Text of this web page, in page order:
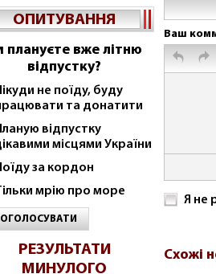
ОПИТУВАННЯ
плануєте вже літню
відпустку?
не поїду, буду
та донатити
відпустку
місцями України
за кордон
мрію про море
РЕЗУЛЬТАТИ
МИНУЛОГО
Ваш
Я не
Схожі